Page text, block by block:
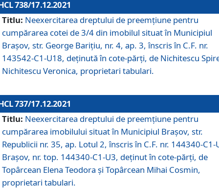
738/17.12.2021
Titlu: Neexercitarea dreptului de preemţiune pentru
cumpărarea cotei de 3/4 din imobilul situat în Municipiul
Braşov, str. George Barițiu, nr. 4, ap. 3, înscris în C.F. nr.
143542-C1-U18, deținută în cote-părți, de Nichitescu
Nichitescu Veronica, proprietari tabulari.
737/17.12.2021
Titlu: Neexercitarea dreptului de preemţiune pentru
cumpărarea imobilului situat în Municipiul Braşov, str.
Republicii nr. 35, ap. Lotul 2, înscris în C.F. nr. 144340-C1-
Brașov, nr. top. 144340-C1-U3, deținut în cote-părți, de
Topârcean Elena Teodora și Topârcean Mihai Cosmin,
proprietari tabulari.